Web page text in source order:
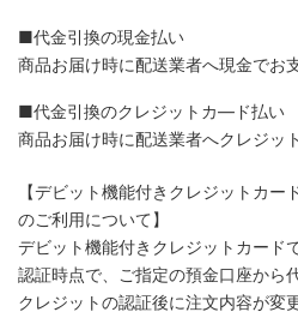
■代金引換の現金払い
商品お届け時に配送業者へ現金でお
■代金引換のクレジットカ―ド払い
商品お届け時に配送業者へクレジッ
【デビット機能付きクレジットカー
のご利用について】
デビット機能付きクレジットカード
認証時点で、ご指定の預金口座から
クレジットの認証後に注文内容が変